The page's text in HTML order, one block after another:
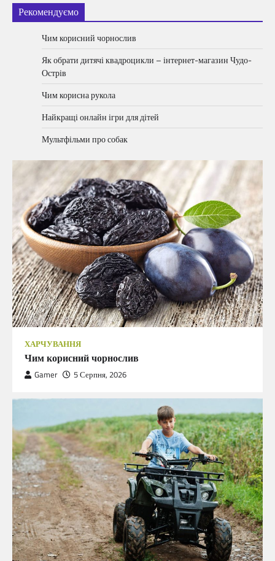
Рекомендуємо
Чим корисний чорнослив
Як обрати дитячі квадроцикли – інтернет-магазин Чудо-
Острів
Чим корисна рукола
Найкращі онлайн ігри для дітей
Мультфільми про собак
ХАРЧУВАННЯ
Чим корисний чорнослив
Gamer 5 Серпня, 2026